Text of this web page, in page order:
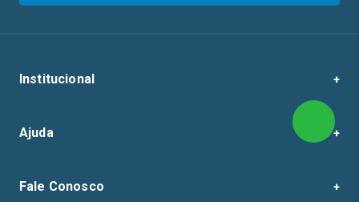
Institucional +
Nossa História
Ajuda +
Termos e Condições de Uso
Fale Conosco +